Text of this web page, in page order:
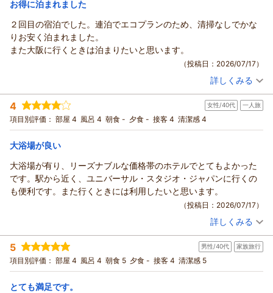
お待ちしております。
この度はご宿泊いただき、また嬉しい口コミをありがとうござ
います。
朝食を楽しみにお選びいただき、ご期待にお応えできたことを
大変嬉しく思います。また、お料理の補充についてもご満足い
ただけたとのお言葉は、スタッフの励みになります。朝食は少
しずつメニューを変えておりますので、次回ご利用して頂く際
にはまた違ったメニューをお楽しみいただけるかと思います。
またのご利用をスタッフ一同、心よりお待ちしております。
お得に泊まれました
２回目の宿泊でした。連泊でエコプランのため、清掃なしでかな
りお安く泊まれました。
また大阪に行くときは泊まりたいと思います。
（投稿日：2026/07/17）
投稿者： なつさん(女性/40代)
宿泊プラン： 【連泊エコプラン】［食事なし］ 2泊以上で500円OFF／清掃
なしでお得に＜駅チカ＆大浴場あり＞
シングル 食事なし
宿泊価格帯： 4,001～5,000円(大人一人あたり/税込)
この度は、当館に2度目のご宿泊誠にありがとうございます。
エコプランをご利用いただき、お得にご宿泊いただけたとのご
感想をお寄せいただき、心より感謝申し上げます。
また大阪にお越しの際は、是非当館のご利用お待ちしておりま
ホテルソビアル大阪ドーム前
フロント
（返信日：2026/07/21）
詳しくみる
4 女性/40代 一人旅
項目別評価： 部屋 4 風呂 4 朝食 - 夕食 - 接客 4 清潔感 4
大浴場が良い
大浴場が有り、リーズナブルな価格帯のホテルでとてもよかった
です。駅から近く、ユニバーサル・スタジオ・ジャパンに行くの
も便利です。また行くときには利用したいと思います。
（投稿日：2026/07/17）
投稿者： なつさん(女性/40代)
宿泊プラン： 【注目スペシャル企画／ツイン確約】［食事なし］１名で
広々。２名でお得に。期間限定・快適ステイ
ツイン 食事なし
宿泊価格帯： 5,001～6,000円(大人一人あたり/税込)
詳しくみる
5 男性/40代 家族旅行
項目別評価： 部屋 4 風呂 4 朝食 5 夕食 - 接客 4 清潔感 5
とても満足です。